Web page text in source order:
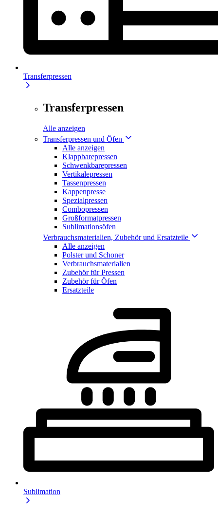
Transferpressen
Transferpressen
Alle anzeigen
Transferpressen und Öfen
Alle anzeigen
Klappbarepressen
Schwenkbarepressen
Vertikalepressen
Tassenpressen
Kappenpresse
Spezialpressen
Combopressen
Großformatpressen
Sublimationsöfen
Verbrauchsmaterialien, Zubehör und Ersatzteile
Alle anzeigen
Polster und Schoner
Verbrauchsmaterialien
Zubehör für Pressen
Zubehör für Öfen
Ersatzteile
Sublimation